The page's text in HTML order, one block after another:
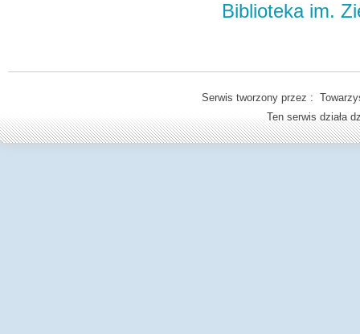
Biblioteka im.
Serwis tworzony przez :
Ten serwis działa